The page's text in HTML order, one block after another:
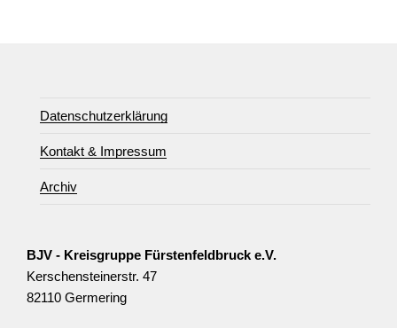
Datenschutzerklärung
Kontakt & Impressum
Archiv
BJV - Kreisgruppe Fürstenfeldbruck e.V.
Kerschensteinerstr. 47
82110 Germering